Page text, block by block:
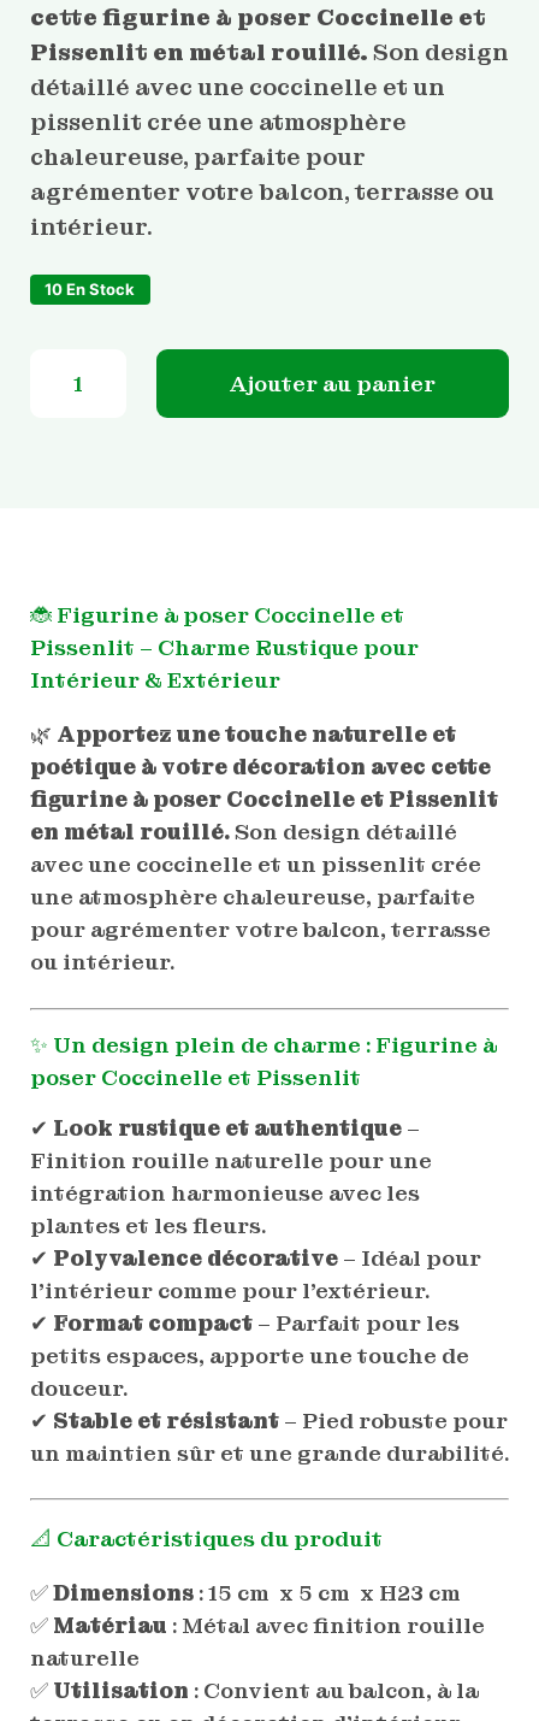
cette figurine à poser Coccinelle et
Pissenlit en métal rouillé. Son design
détaillé avec une coccinelle et un
pissenlit crée une atmosphère
chaleureuse, parfaite pour
agrémenter votre balcon, terrasse ou
intérieur.
10 En Stock
quantité de Figurine à poser Coccinelle et Pissenlit
Ajouter au panier
🐞 Figurine à poser Coccinelle et
Pissenlit – Charme Rustique pour
Intérieur & Extérieur
🌿 Apportez une touche naturelle et
poétique à votre décoration avec cette
figurine à poser Coccinelle et Pissenlit
en métal rouillé.Son design détaillé
avec une coccinelle et un pissenlit crée
une atmosphère chaleureuse, parfaite
pour agrémenter votre balcon, terrasse
ou intérieur.
✨ Un design plein de charme : Figurine à
poser Coccinelle et Pissenlit
✔ Look rustique et authentique–
Finition rouille naturelle pour une
intégration harmonieuse avec les
plantes et les fleurs.
✔ Polyvalence décorative– Idéal pour
l’intérieur comme pour l’extérieur.
✔ Format compact– Parfait pour les
petits espaces, apporte une touche de
douceur.
✔ Stable et résistant– Pied robuste pour
un maintien sûr et une grande durabilité.
📐 Caractéristiques du produit
✅Dimensions: 15 cm x 5 cm x H23 cm
✅ Matériau : Métal avec finition rouille
naturelle
✅ Utilisation : Convient au balcon, à la